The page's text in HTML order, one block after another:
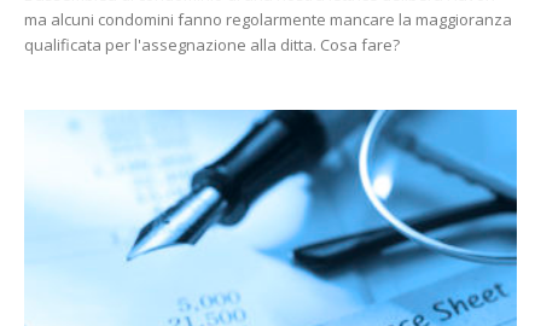
ma alcuni condomini fanno regolarmente mancare la maggioranza
qualificata per l'assegnazione alla ditta. Cosa fare?